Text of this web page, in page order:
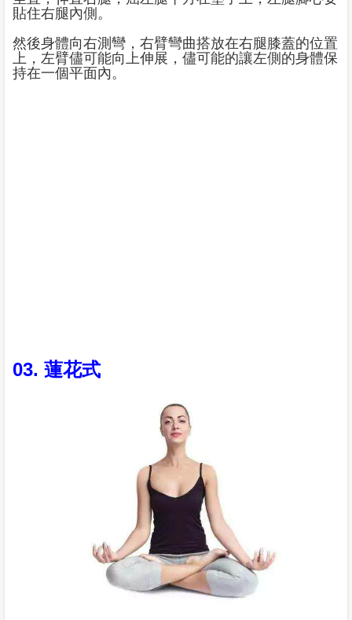
貼住右腿內側。
然後身體向右測彎，右臂彎曲搭放在右腿膝蓋的位置
上，左臂儘可能向上伸展，儘可能的讓左側的身體保
持在一個平面內。
03. 蓮花式